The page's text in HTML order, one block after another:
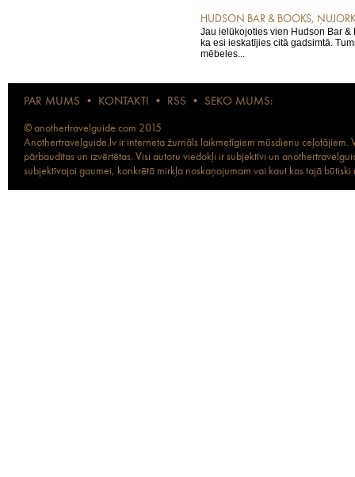
HUDSON BAR & BOOKS,
Jau ielūkojoties vien Hudson Bar &
ka esi ieskatījies citā gadsimtā.
mēbeles...
PAR MUMS • KONTAKTI • RSS • SEKO MUMS:
© anothertravelguide.com 2015
Anothertravelguide.lv ir interneta žurnāls laikmetīgiem mūsdienu
pārbaudītas un izvērtētas. Visi autoru viedokļi ir subjektīvi un
subjektīvajai gaumei, konkrētā mirkļa noskaņojumam vai kaut kas tajā